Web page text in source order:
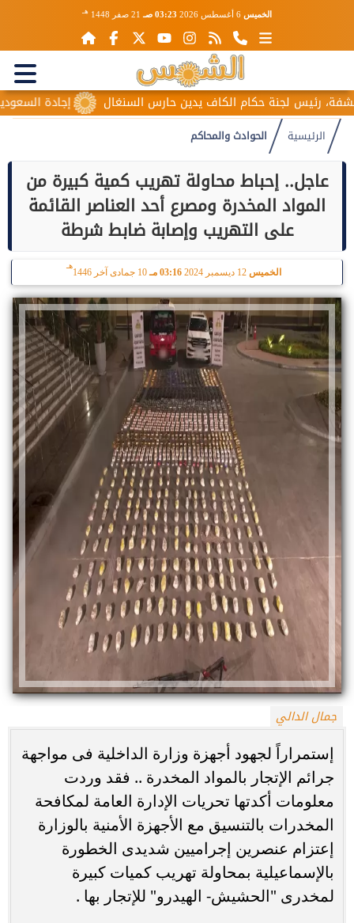
الخميس 03:23 صـ 21 صفر 1448 هـ
إجادة السعودية لجنة حكام الكاف يدين حارس السنغال
الرئيسية الحوادث والمحاكم
عاجل.. إحباط محاولة تهريب كمية كبيرة من
المواد المخدرة ومصرع أحد العناصر القائمة
على التهريب وإصابة ضابط شرطة
الخميس 03:16 مـ 10 جمادى آخر 1446
هـ
جمال الدالي
إستمراراً لجهود أجهزة وزارة الداخلية فى مواجهة
جرائم الإتجار بالمواد المخدرة .. فقد وردت
معلومات أكدتها تحريات الإدارة العامة لمكافحة
المخدرات بالتنسيق مع الأجهزة الأمنية بالوزارة
إعتزام عنصرين إجراميين شديدى الخطورة
بالإسماعيلية بمحاولة تهريب كميات كبيرة
لمخدرى "الحشيش- الهيدرو" للإتجار بها .